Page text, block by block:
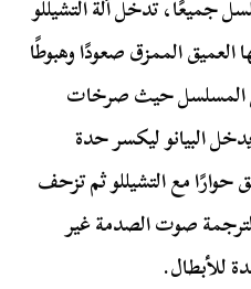
جميعًا، تدخل اّلة التشيللو
العميق الممزق صعودًا وهبوطًا
المسلسل حيث صرخات
البيانو ليكسر حدة
مع التشيللو ثم تزحف
صوت الصدمة غير
للأبطال.